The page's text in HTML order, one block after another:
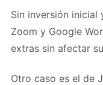
Sin inversión inicial
Zoom y Google
extras sin afectar
Otro caso es el de